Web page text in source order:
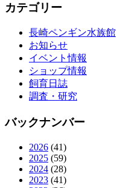
カテゴリー
長崎ペンギン水族館
お知らせ
イベント情報
ショップ情報
飼育日誌
調査・研究
バックナンバー
2026 (41)
2025 (59)
2024 (28)
2023 (41)